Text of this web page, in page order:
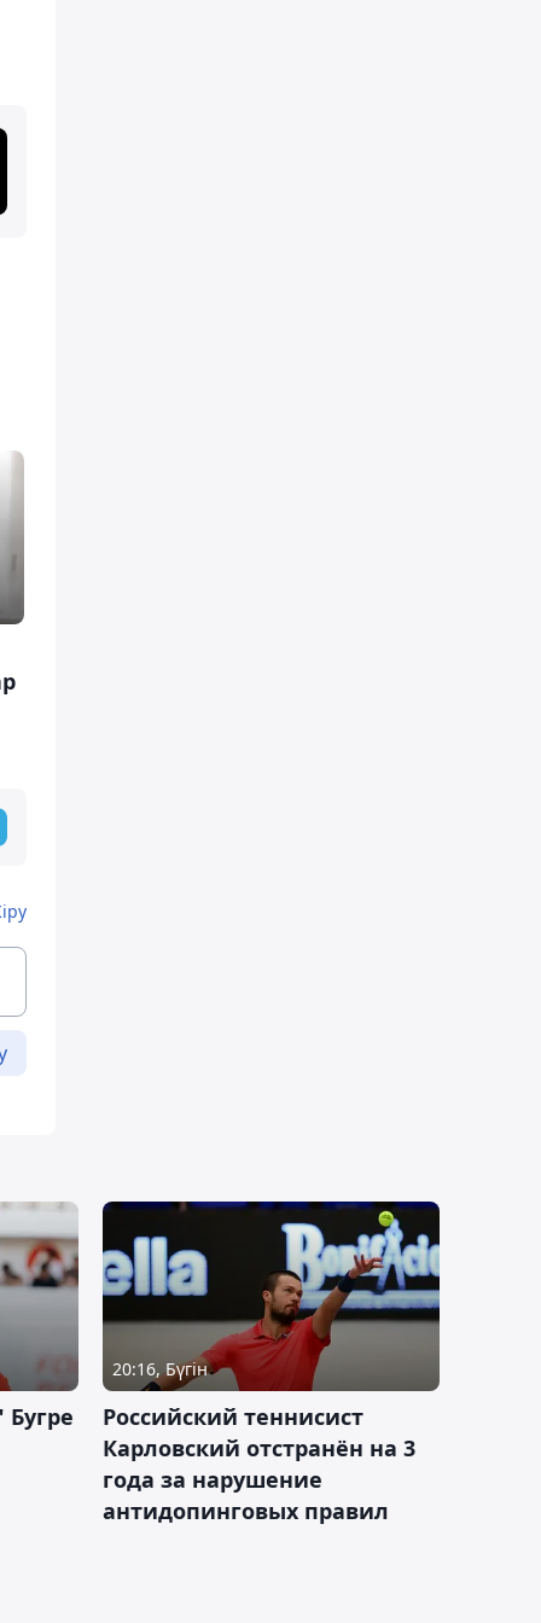
20:16, Бүгін
Российский теннисист
Карловский отстранён на 3
года за нарушение
антидопинговых правил